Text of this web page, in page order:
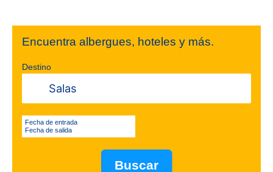
Encuentra albergues, hoteles y más.
Destino
Fecha de entrada
Fecha de salida